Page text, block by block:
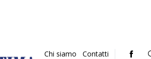
Chi siamo Contatti